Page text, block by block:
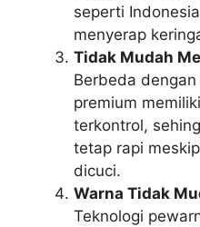
seperti
menyerap
Tidak Mudah
Berbeda
premium
terkontrol,
tetap rapi
dicuci.
Warna Tidak
Teknologi